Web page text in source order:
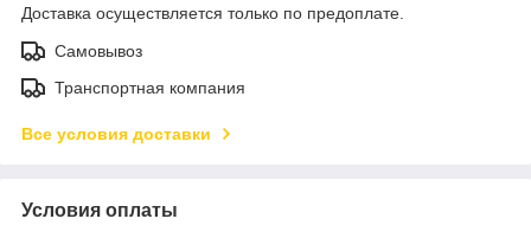
Доставка осуществляется только по предоплате.
Самовывоз
Транспортная компания
Все условия доставки
Условия оплаты